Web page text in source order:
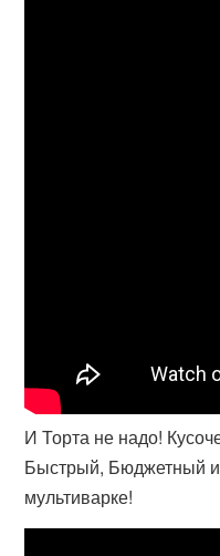
И Торта не надо!
Быстрый, Бюджетный
мультиварке!